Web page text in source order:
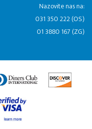
Nazovite nas na:
031 350 222 (OS)
01 3880 167 (ZG)